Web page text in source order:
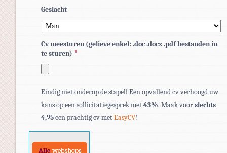
Geslacht
Cv meesturen (gelieve enkel: .doc .docx .pdf bestanden in
te sturen) *
bestandstypen:
pdf,
doc,
docx.
Eindig niet onderop de stapel! Een opvallend cv verhoogd uw
kans op een sollicitatiegesprek met43%. Maak voorslechts
4,95een prachtig cv metEasyCV!